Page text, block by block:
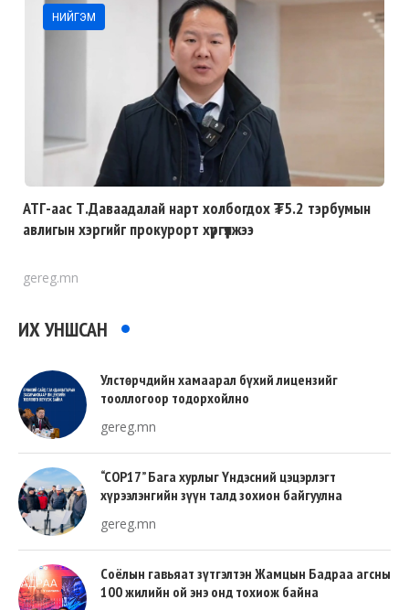
НИЙГЭМ
АТГ-аас Т.Даваадалай нарт холбогдох ₮5.2 тэрбумын
авлигын хэргийг прокурорт хүргүүлжээ
gereg.mn
ИХ УНШСАН
Улстөрчдийн хамаарал бүхий лицензийг
тооллогоор тодорхойлно
gereg.mn
“COP17” Бага хурлыг Үндэсний цэцэрлэгт
хүрээлэнгийн зүүн талд зохион байгуулна
gereg.mn
Соёлын гавьяат зүтгэлтэн Жамцын Бадраа агсны
100 жилийн ой энэ онд тохиож байна